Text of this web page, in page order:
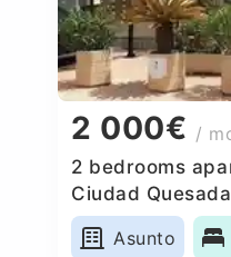
2 000€ /
2 bedrooms
Ciudad
Asunto